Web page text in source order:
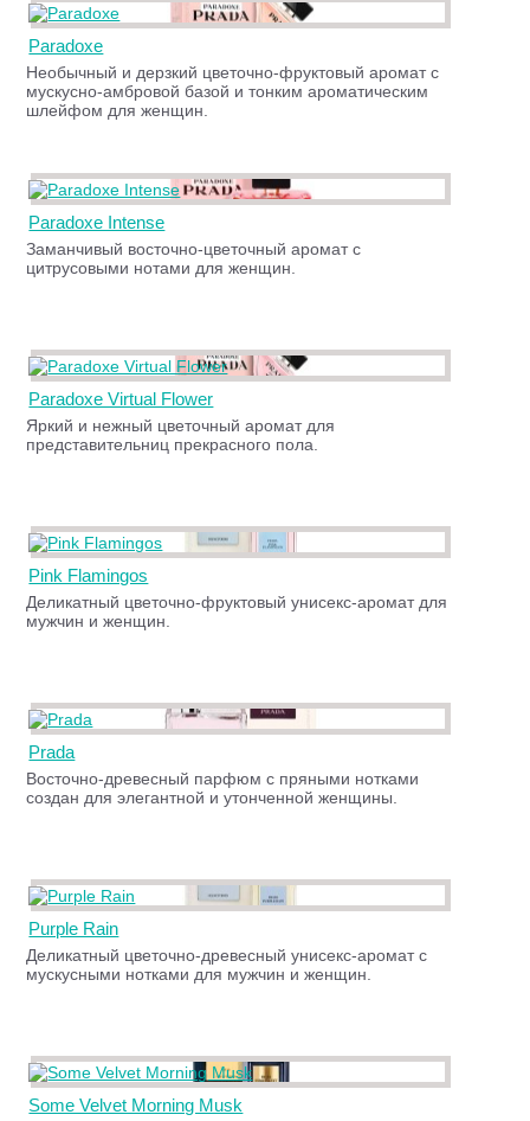
Paradoxe
Необычный и дерзкий цветочно-фруктовый аромат с
мускусно-амбровой базой и тонким ароматическим
шлейфом для женщин.
Paradoxe Intense
Заманчивый восточно-цветочный аромат с
цитрусовыми нотами для женщин.
Paradoxe Virtual Flower
Яркий и нежный цветочный аромат для
представительниц прекрасного пола.
Pink Flamingos
Деликатный цветочно-фруктовый унисекс-аромат для
мужчин и женщин.
Prada
Восточно-древесный парфюм с пряными нотками
создан для элегантной и утонченной женщины.
Purple Rain
Деликатный цветочно-древесный унисекс-аромат с
мускусными нотками для мужчин и женщин.
Some Velvet Morning Musk